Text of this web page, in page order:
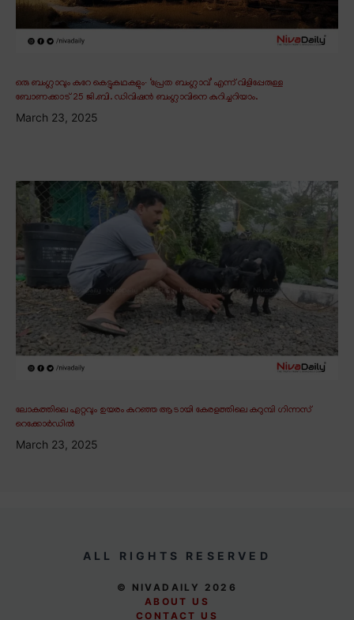
ഒരു ബംഗ്ലാവും കുറേ കെട്ടുകഥകളും∙ ‘പ്രേത ബംഗ്ലാവ്’ എന്ന് വിളിപ്പേരുള്ള
ബോണക്കാട് 25 ജി.ബി. ഡിവിഷൻ ബംഗ്ലാവിനെ കുറിച്ചറിയാം.
March 23, 2025
ലോകത്തിലെ ഏറ്റവും ഉയരം കുറഞ്ഞ ആടായി കേരളത്തിലെ കറുമ്പി ഗിന്നസ്
റെക്കോർഡിൽ
March 23, 2025
ALL RIGHTS RESERVED
© NIVADAILY 2026
ABOUT US
CONTACT US